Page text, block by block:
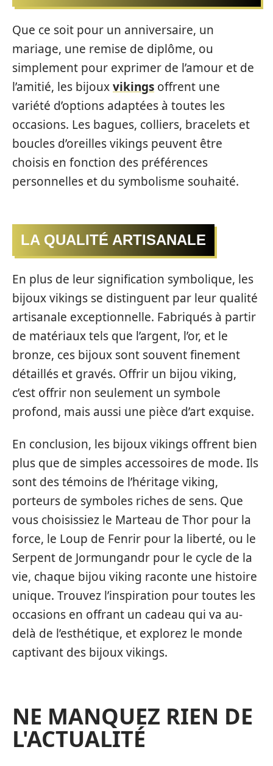
Que ce soit pour un anniversaire, un
mariage, une remise de diplôme, ou
simplement pour exprimer de l’amour et de
l’amitié, les bijouxvikings offrent une
variété d’options adaptées à toutes les
occasions. Les bagues, colliers, bracelets et
boucles d’oreilles vikings peuvent être
choisis en fonction des préférences
personnelles et du symbolisme souhaité.
LA QUALITÉ ARTISANALE
En plus de leur signification symbolique, les
bijoux vikings se distinguent par leur qualité
artisanale exceptionnelle. Fabriqués à partir
de matériaux tels que l’argent, l’or, et le
bronze, ces bijoux sont souvent finement
détaillés et gravés. Offrir un bijou viking,
c’est offrir non seulement un symbole
profond, mais aussi une pièce d’art exquise.
En conclusion, les bijoux vikings offrent bien
plus que de simples accessoires de mode. Ils
sont des témoins de l’héritage viking,
porteurs de symboles riches de sens. Que
vous choisissiez le Marteau de Thor pour la
force, le Loup de Fenrir pour la liberté, ou le
Serpent de Jormungandr pour le cycle de la
vie, chaque bijou viking raconte une histoire
unique. Trouvez l’inspiration pour toutes les
occasions en offrant un cadeau qui va au-
delà de l’esthétique, et explorez le monde
captivant des bijoux vikings.
NE MANQUEZ RIEN DE
L'ACTUALITÉ